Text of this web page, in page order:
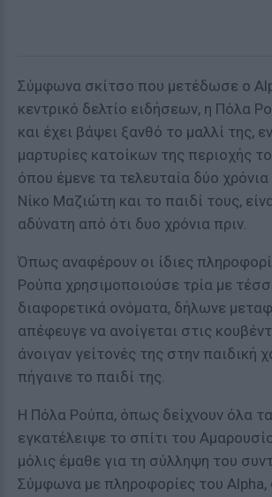
Σύμφωνα σκίτσο που μετέδωσε ο
κεντρικό δελτίο ειδήσεων, η Πόλα
και έχει βάψει ξανθό το μαλλί της,
μαρτυρίες κατοίκων της περιοχής
όπου έμενε τα τελευταία δύο χρόνια
Νίκο Μαζιώτη και το παιδί τους,
αδύνατη από ότι δυο χρόνια πριν.
Όπως αναφέρουν οι ίδιες
Ρούπα χρησιμοποιούσε τρία με
διαφορετικά ονόματα, δήλωνε
απέφευγε να ανοίγεται στις
άνοιγαν γείτονές της στην παιδική
πήγαινε το παιδί της.
Η Πόλα Ρούπα, όπως δείχνουν όλα τα
εγκατέλειψε το σπίτι του
μόλις έμαθε για τη σύλληψη του
Σύμφωνα με πληροφορίες του Alpha,